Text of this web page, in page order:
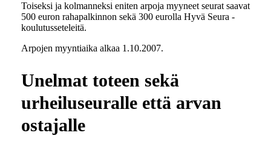
Toiseksi ja kolmanneksi eniten arpoja myyneet seurat saavat
500 euron rahapalkinnon sekä 300 eurolla Hyvä Seura -
koulutusseteleitä.
Arpojen myyntiaika alkaa 1.10.2007.
Unelmat toteen sekä
urheiluseuralle että arvan
ostajalle